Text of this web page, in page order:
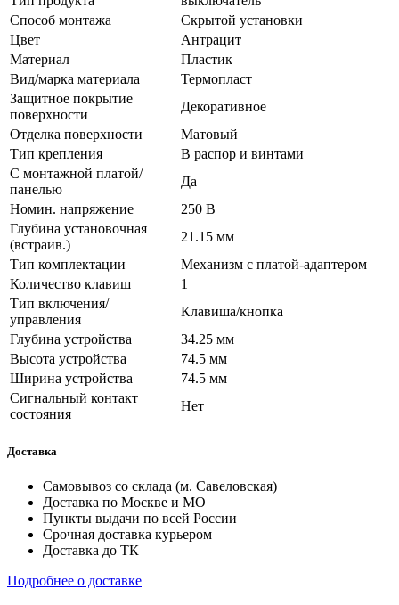
Способ монтажа
Скрытой установки
Цвет
Антрацит
Материал
Пластик
Вид/марка материала
Термопласт
Защитное покрытие
поверхности
Декоративное
Отделка поверхности
Матовый
Тип крепления
В распор и винтами
С монтажной платой/
панелью
Да
Номин. напряжение
250 В
Глубина установочная
(встраив.)
21.15 мм
Тип комплектации
Механизм с платой-адаптером
Количество клавиш
1
Тип включения/
управления
Клавиша/кнопка
Глубина устройства
34.25 мм
Высота устройства
74.5 мм
Ширина устройства
74.5 мм
Сигнальный контакт
состояния
Нет
Доставка
Самовывоз со склада (м. Савеловская)
Доставка по Москве и МО
Пункты выдачи по всей России
Срочная доставка курьером
Доставка до ТК
Подробнее о доставке